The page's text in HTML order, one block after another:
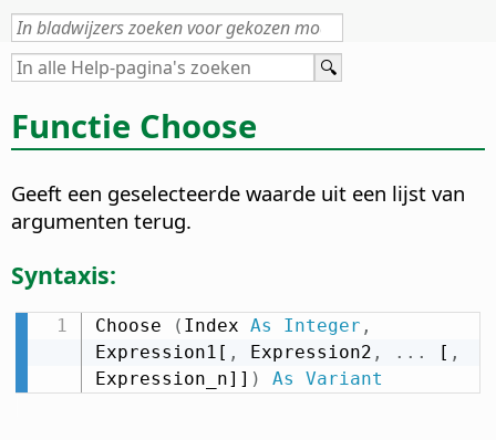
Functie Choose
Geeft een geselecteerde waarde uit een lijst van
argumenten terug.
Syntaxis:
Choose ( Index As Integer ,
Expression1[ , Expression2 , . . . [ ,
Expression_n]] ) As Variant